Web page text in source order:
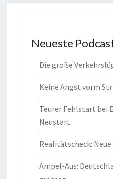
Neueste
Die große
Keine Angst vorm
Teurer Fehlstart bei
Neustart
Realitätscheck:
Ampel-Aus: